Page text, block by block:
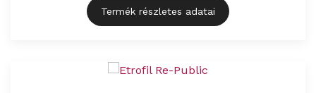
Termék részletes adatai